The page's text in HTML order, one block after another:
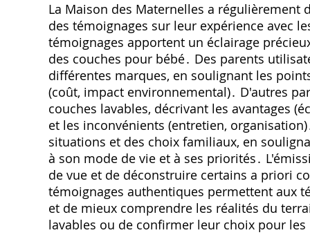
La Maison des Maternelles a
des témoignages sur leur expérience avec
témoignages apportent un éclairage
des couches pour bébé․ Des parents
différentes marques, en soulignant les
(coût, impact environnemental)․ D'autres
couches lavables, décrivant les avantages
et les inconvénients (entretien,
situations et des choix familiaux, en
à son mode de vie et à ses priorités․
de vue et de déconstruire certains a priori
témoignages authentiques permettent aux
et de mieux comprendre les réalités du
lavables ou de confirmer leur choix pour les